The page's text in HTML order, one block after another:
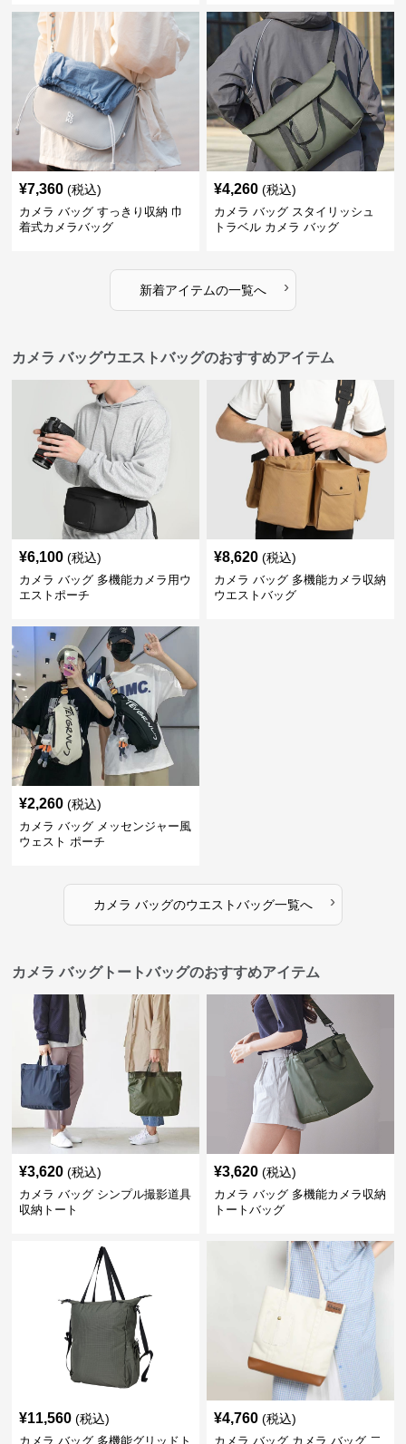
¥7,360 (税込)
カメラ バッグ すっきり収納 巾
着式カメラバッグ
¥4,260 (税込)
カメラ バッグ スタイリッシュ
トラベル カメラ バッグ
新着アイテムの一覧へ ›
カメラ バッグウエストバッグのおすすめアイテム
¥6,100 (税込)
カメラ バッグ 多機能カメラ用ウ
エストポーチ
¥8,620 (税込)
カメラ バッグ 多機能カメラ収納
ウエストバッグ
¥2,260 (税込)
カメラ バッグ メッセンジャー風
ウェスト ポーチ
カメラ バッグのウエストバッグ一覧へ ›
カメラ バッグトートバッグのおすすめアイテム
¥3,620 (税込)
カメラ バッグ シンプル撮影道具
収納トート
¥3,620 (税込)
カメラ バッグ 多機能カメラ収納
トートバッグ
¥11,560 (税込)
カメラ バッグ 多機能グリッドト
¥4,760 (税込)
カメラ バッグ カメラ バッグ 二